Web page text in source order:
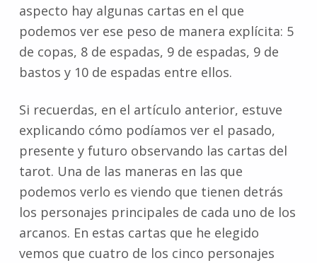
aspecto hay algunas cartas en el que
podemos ver ese peso de manera explícita: 5
de copas, 8 de espadas, 9 de espadas, 9 de
bastos y 10 de espadas entre ellos.
Si recuerdas, en el artículo anterior, estuve
explicando cómo podíamos ver el pasado,
presente y futuro observando las cartas del
tarot. Una de las maneras en las que
podemos verlo es viendo que tienen detrás
los personajes principales de cada uno de los
arcanos. En estas cartas que he elegido
vemos que cuatro de los cinco personajes